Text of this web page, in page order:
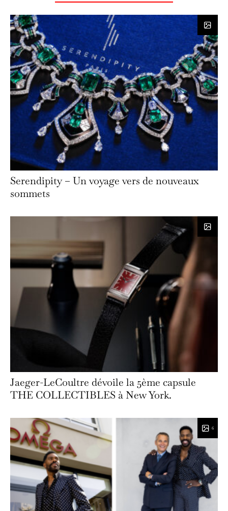
Serendipity – Un voyage vers de nouveaux
sommets
Jaeger-LeCoultre dévoile la 5ème capsule
THE COLLECTIBLES à New York.
6